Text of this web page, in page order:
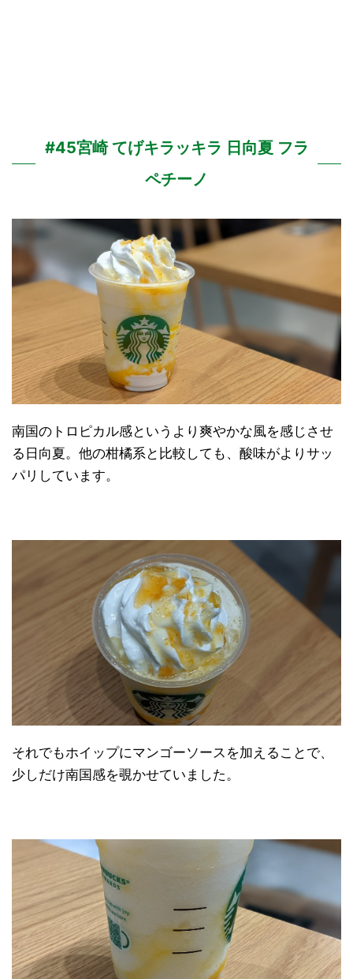
#45宮崎 てげキラッキラ 日向夏 フラ
ペチーノ
南国のトロピカル感というより爽やかな風を感じさせ
る日向夏。他の柑橘系と比較しても、酸味がよりサッ
パリしています。
それでもホイップにマンゴーソースを加えることで、
少しだけ南国感を覗かせていました。